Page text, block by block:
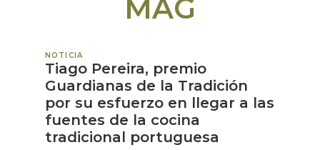
MAG
NOTICIA
Tiago Pereira, premio
Guardianas de la Tradición
por su esfuerzo en llegar a las
fuentes de la cocina
tradicional portuguesa